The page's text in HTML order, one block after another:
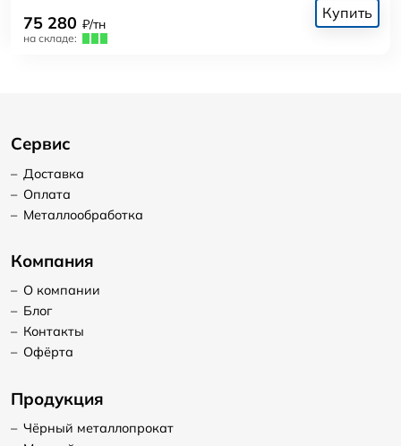
75 280 ₽/тн
на складе:
Купить
Сервис
– Доставка
– Оплата
– Металлообработка
Компания
– О компании
– Блог
– Контакты
– Офёрта
Продукция
– Чёрный металлопрокат